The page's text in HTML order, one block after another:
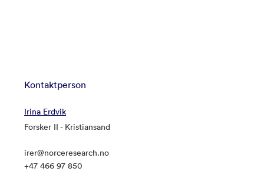
Kontaktperson
Irina Erdvik
Forsker II - Kristiansand
irer@norceresearch.no
+47 466 97 850